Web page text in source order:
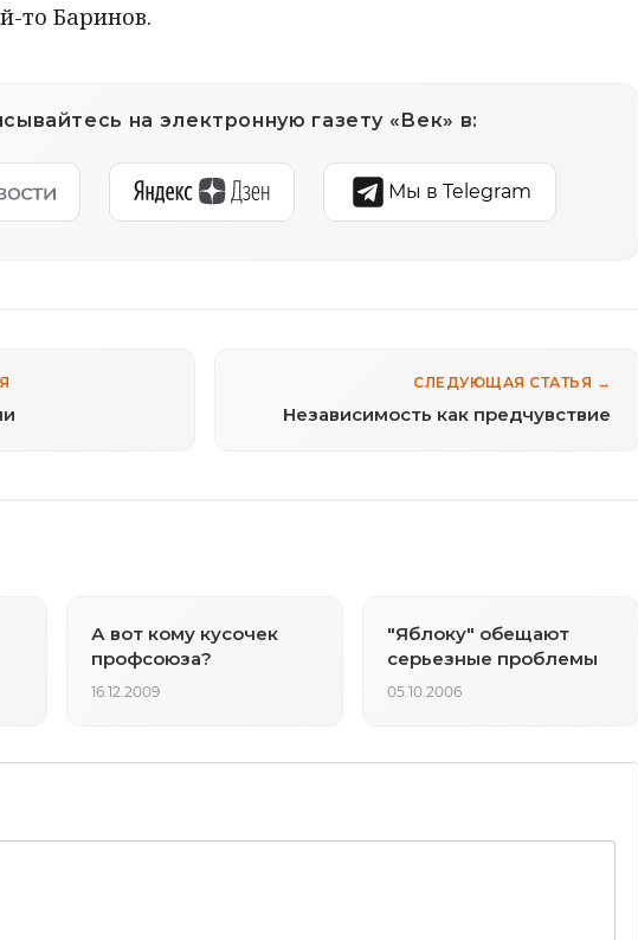
то Баринов.
на электронную газету «Век» в:
Мы в Telegram
СЛЕДУЮЩАЯ СТАТЬЯ →
Независимость как предчувствие
А вот кому кусочек
профсоюза?
16.12.2009
"Яблоку" обещают
серьезные проблемы
05.10.2006